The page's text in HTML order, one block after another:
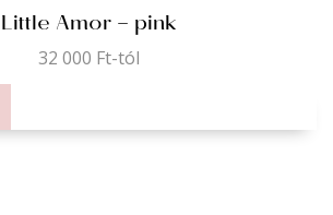
Little Amor – pink
32 000 Ft-tól